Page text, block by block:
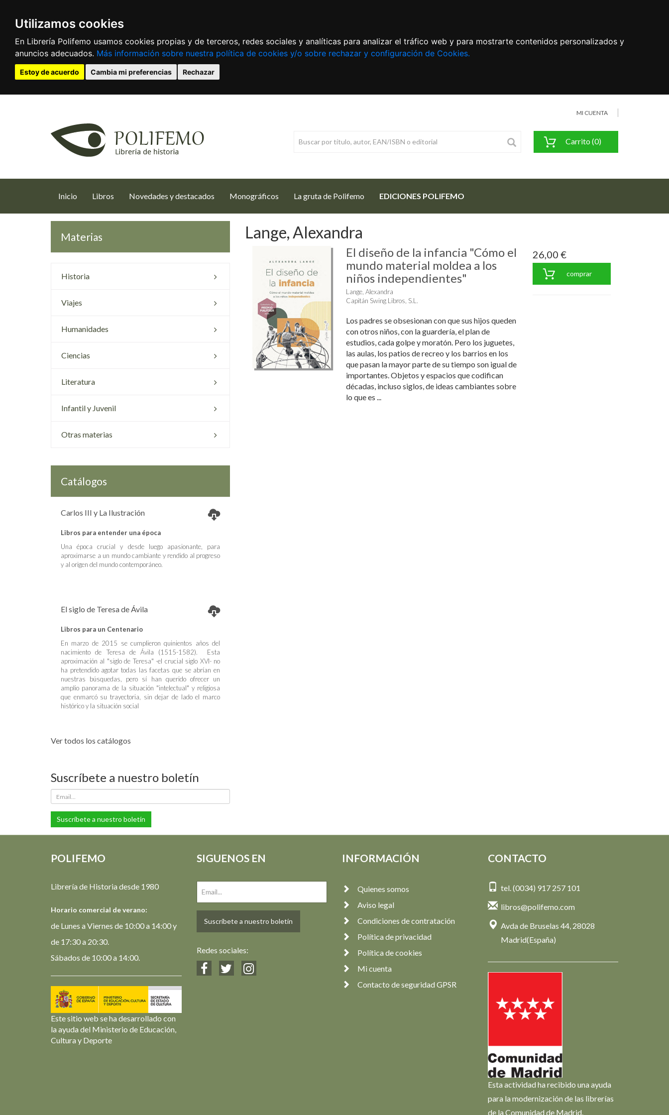
Utilizamos cookies
En Librería Polifemo usamos cookies propias y de terceros, redes sociales y analíticas para analizar el tráfico web y para mostrarte contenidos personalizados y
anuncios adecuados. Más información sobre nuestra política de cookies y/o sobre rechazar y configuración de Cookies.
Estoy de acuerdo Cambia mi preferencias Rechazar
MI CUENTA
Carrito (0)
Inicio (current)
Libros Novedades y destacados Monográficos La gruta de Polifemo EDICIONES POLIFEMO
Materias
Historia
Viajes
Humanidades
Ciencias
Literatura
Infantil y Juvenil
Otras materias
Catálogos
Carlos III y La Ilustración
Libros para entender una época
Una época crucial y desde luego apasionante, para
aproximarse a un mundo cambiante y rendido al progreso
y al origen del mundo contemporáneo.
El siglo de Teresa de Ávila
Libros para un Centenario
En marzo de 2015 se cumplieron quinientos años del
nacimiento de Teresa de Ávila (1515-1582). Esta
aproximación al "siglo de Teresa" -el crucial siglo XVI- no
ha pretendido agotar todas las facetas que se abrían en
nuestras búsquedas, pero sí han querido ofrecer un
amplio panorama de la situación "intelectual" y religiosa
que enmarcó su trayectoria, sin dejar de lado el marco
histórico y la situación social
Ver todos los catálogos
Suscríbete a nuestro boletín
Suscríbete a nuestro boletín
Lange, Alexandra
El diseño de la infancia "Cómo el
mundo material moldea a los
niños independientes"
Lange, Alexandra
Capitán Swing Libros, S.L.
Los padres se obsesionan con que sus hijos queden
con otros niños, con la guardería, el plan de
estudios, cada golpe y moratón. Pero los juguetes,
las aulas, los patios de recreo y los barrios en los
que pasan la mayor parte de su tiempo son igual de
importantes. Objetos y espacios que codifican
décadas, incluso siglos, de ideas cambiantes sobre
lo que es ...
26,00 €
comprar
POLIFEMO
Librería de Historia desde 1980
Horario comercial de verano:
de Lunes a Viernes de 10:00 a 14:00 y
de 17:30 a 20:30.
Sábados de 10:00 a 14:00.
Este sitio web se ha desarrollado con
la ayuda del Ministerio de Educación,
Cultura y Deporte
SIGUENOS EN
Suscríbete a nuestro boletín
Redes sociales:
INFORMACIÓN
Quienes somos
Aviso legal
Condiciones de contratación
Política de privacidad
Política de cookies
Mi cuenta
Contacto de seguridad GPSR
CONTACTO
tel. (0034) 917 257 101
libros@polifemo.com
Avda de Bruselas 44, 28028
Madrid(España)
Esta actividad ha recibido una ayuda
para la modernización de las librerías
de la Comunidad de Madrid.